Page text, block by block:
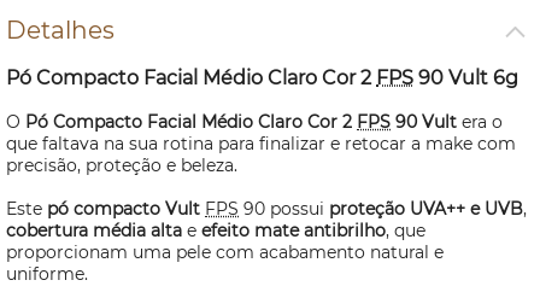
Detalhes
Pó Compacto Facial Médio Claro Cor 2 FPS 90 Vult 6g
O Pó Compacto Facial Médio Claro Cor 2 FPS 90 Vult era o
que faltava na sua rotina para finalizar e retocar a make com
precisão, proteção e beleza.
Este pó compacto Vult FPS 90 possui proteção UVA++ e UVB,
cobertura média alta e efeito mate antibrilho, que
proporcionam uma pele com acabamento natural e
uniforme.